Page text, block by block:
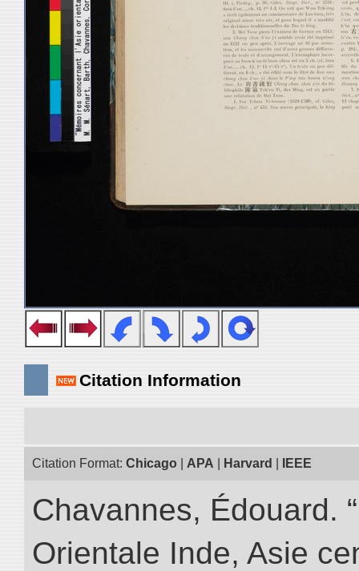
Citation Information
Citation Format: Chicago APA Harvard IEEE
Chavannes, Édouard.
Orientale Inde, Asie